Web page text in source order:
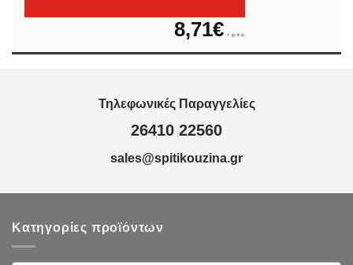
8,71€ + φ.π.α.
Τηλεφωνικές Παραγγελίες
26410 22560
sales@spitikouzina.gr
Κατηγορίες προϊόντων